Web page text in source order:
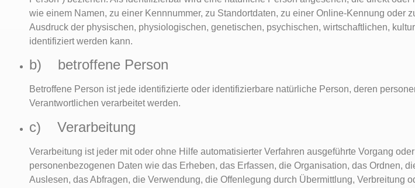
wie einem Namen, zu einer Kennnummer, zu Standortdaten, zu einer Online-Kennung oder
Ausdruck der physischen, physiologischen, genetischen, psychischen, wirtschaftlichen,
identifiziert werden kann.
b) betroffene Person
Betroffene Person ist jede identifizierte oder identifizierbare natürliche Person, deren
Verantwortlichen verarbeitet werden.
c) Verarbeitung
Verarbeitung ist jeder mit oder ohne Hilfe automatisierter Verfahren ausgeführte Vorgang
personenbezogenen Daten wie das Erheben, das Erfassen, die Organisation, das Ordnen,
Auslesen, das Abfragen, die Verwendung, die Offenlegung durch Übermittlung, Verbreitung